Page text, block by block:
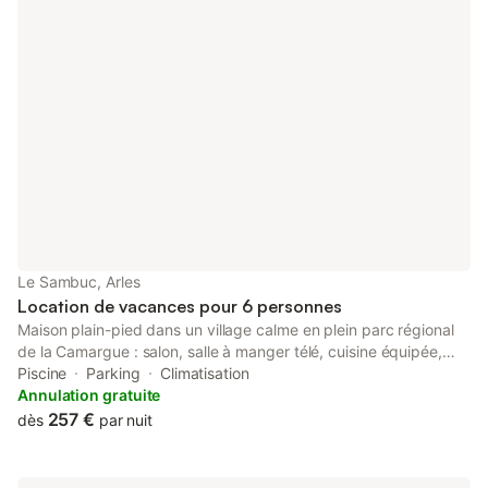
Le Sambuc, Arles
Location de vacances pour 6 personnes
Maison plain-pied dans un village calme en plein parc régional
de la Camargue : salon, salle à manger télé, cuisine équipée,
salle de bain avec douche à l'italienne, 3 chambres dont une
avec télé : elles donnent sur la terrasse - jeux société, jardin
terrasse barbecue, place parking devant le logement. A 10mtes
Piscine Parking
Climatisation
Annulation gratuite
dès 257 € par nuit